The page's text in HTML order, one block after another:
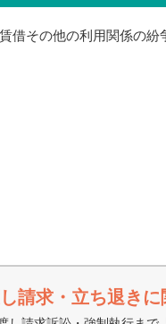
借その他の利用関係の
請求・立ち退きに